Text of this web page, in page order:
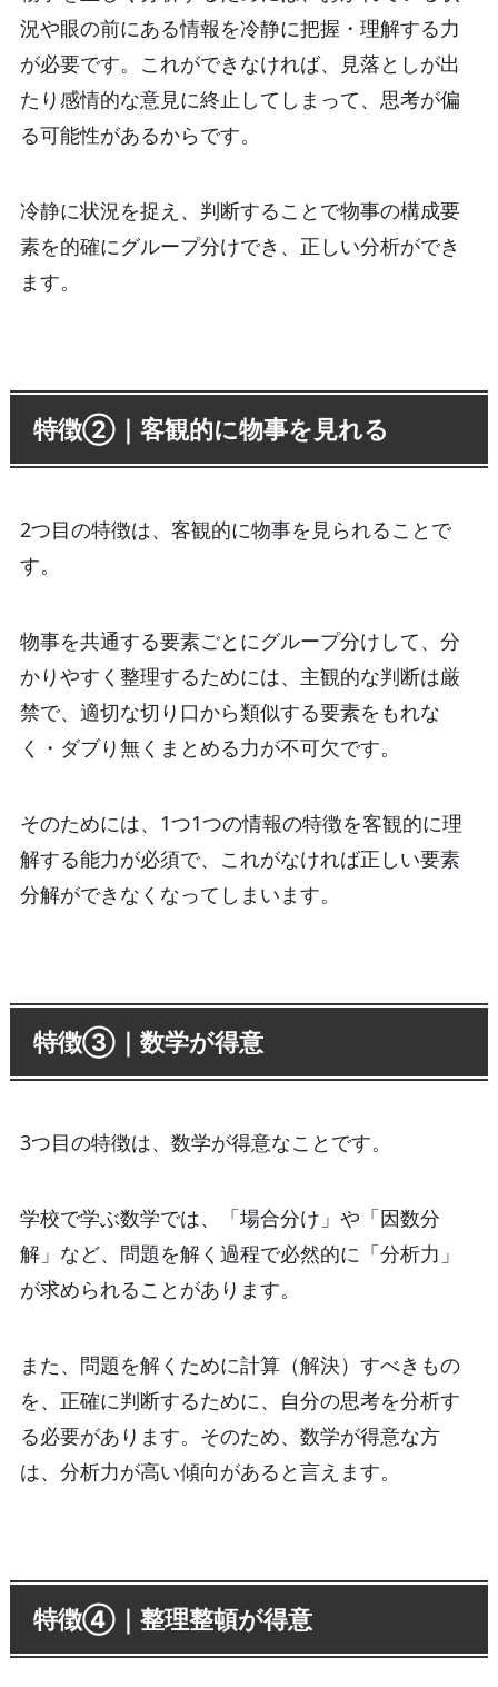
況や眼の前にある情報を冷静に把握・理解する力
が必要です。これができなければ、見落としが出
たり感情的な意見に終止してしまって、思考が偏
る可能性があるからです。
冷静に状況を捉え、判断することで物事の構成要
素を的確にグループ分けでき、正しい分析ができ
ます。
特徴②｜客観的に物事を見れる
2つ目の特徴は、客観的に物事を見られることで
す。
物事を共通する要素ごとにグループ分けして、分
かりやすく整理するためには、主観的な判断は厳
禁で、適切な切り口から類似する要素をもれな
く・ダブり無くまとめる力が不可欠です。
そのためには、1つ1つの情報の特徴を客観的に理
解する能力が必須で、これがなければ正しい要素
分解ができなくなってしまいます。
特徴③｜数学が得意
3つ目の特徴は、数学が得意なことです。
学校で学ぶ数学では、「場合分け」や「因数分
解」など、問題を解く過程で必然的に「分析力」
が求められることがあります。
また、問題を解くために計算（解決）すべきもの
を、正確に判断するために、自分の思考を分析す
る必要があります。そのため、数学が得意な方
は、分析力が高い傾向があると言えます。
特徴④｜整理整頓が得意